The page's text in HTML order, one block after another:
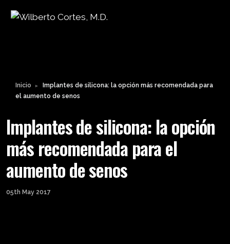
Leyendo:
opción más recomendada
Inicio ►
Implantes de silicona: la opción más recomendada para
el aumento de senos
Implantes de silicona: la opción
más recomendada para el
aumento de senos
05th May 2017